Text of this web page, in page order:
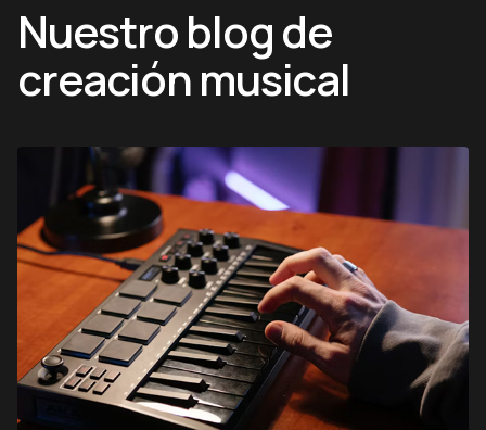
Nuestro blog de
creación musical